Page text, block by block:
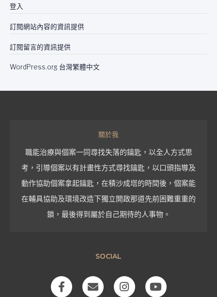
登入
訂閱網站內容的資訊提供
訂閱留言的資訊提供
WordPress.org 台灣繁體中文
關於我
職能治療與個案一同尋找失落的鑰匙，以全人方式思
考，引導個案以有計畫性方式尋找鑰匙，以口頭指導及
動作協助個案拿起鑰匙，在積沙成塔的時間後，個案能
在輔具協助及環境改造下獨立開啟那道先前困難重重的
鎖，最後得到屬於自己期待的人事物。
SOCIAL
F
a
E
n
I
n
Y
o